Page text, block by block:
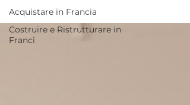
Acquistare in Francia
Costruire e Ristrutturare in
Franci